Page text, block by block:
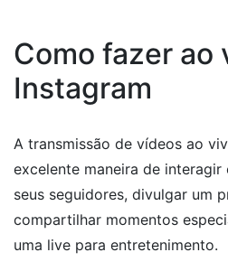
Como fazer ao
Instagram
A transmissão de vídeos ao
excelente maneira de
seus seguidores, divulgar um
compartilhar momentos
uma live para entretenimento.